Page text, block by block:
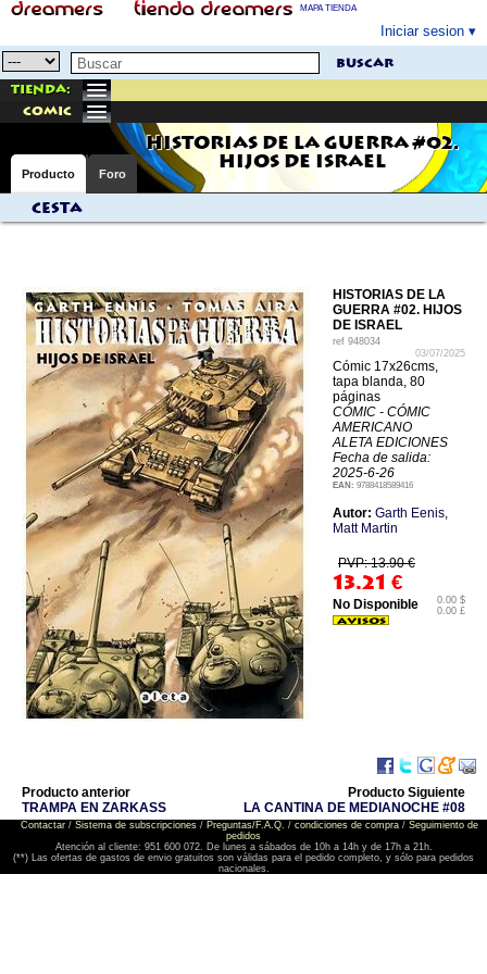
MAPA TIENDA
Iniciar sesion
buscar
Tienda:
comic
HISTORIAS DE LA GUERRA #02.
HIJOS DE ISRAEL
Producto Foro
Cesta
HISTORIAS DE LA
GUERRA #02. HIJOS
DE ISRAEL
ref 948034
03/07/2025
Cómic 17x26cms,
tapa blanda, 80
páginas
CÓMIC - CÓMIC
AMERICANO
ALETA EDICIONES
Fecha de salida:
2025-6-26
EAN: 9788418589416
Autor: Garth Eenis,
Matt Martin
PVP: 13.90 €
13.21 €
0.00 $
0.00 £
No Disponible
Producto anterior
TRAMPA EN ZARKASS
Producto Siguiente
LA CANTINA DE MEDIANOCHE #08
Contactar/ Sistema de subscripciones/ Preguntas/F.A.Q. / condiciones de compra/ Seguimiento de
pedidos
Atención al cliente: 951 600 072. De lunes a sábados de 10h a 14h y de 17h a 21h.
(**) Las ofertas de gastos de envio gratuitos son válidas para el pedido completo, y sólo para pedidos
nacionales.